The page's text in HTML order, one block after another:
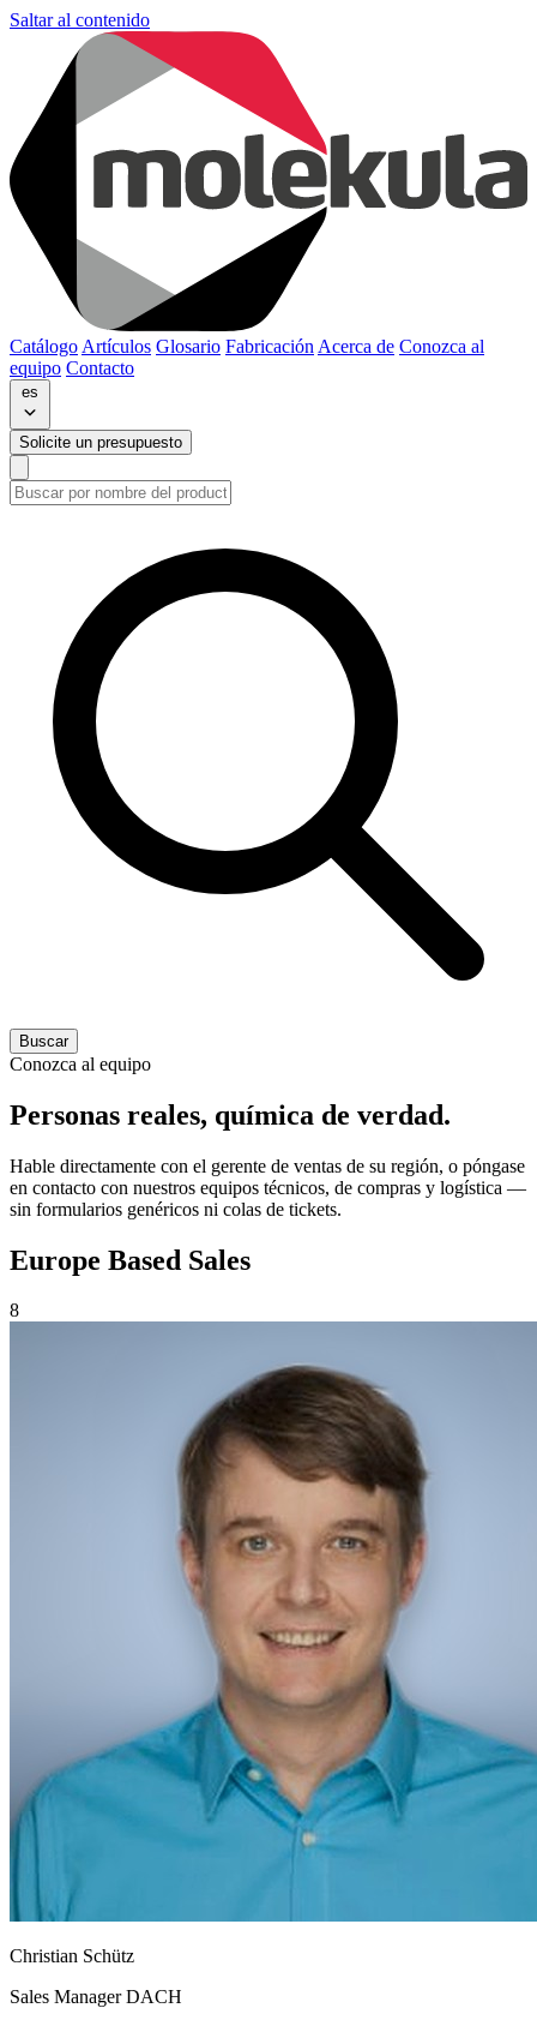
Saltar al contenido
Catálogo Artículos Glosario Fabricación Acerca de Conozca al
equipo Contacto
es
Solicite un presupuesto
Buscar
Conozca al equipo
Personas reales, química de verdad.
Hable directamente con el gerente de ventas de su región, o póngase
en contacto con nuestros equipos técnicos, de compras y logística —
sin formularios genéricos ni colas de tickets.
Europe Based Sales
8
Christian Schütz
Sales Manager DACH